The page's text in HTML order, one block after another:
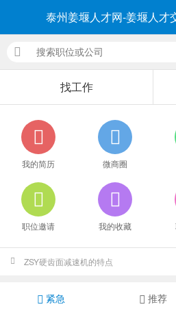
泰州姜堰人才网-姜堰人才
找工作
我的简历 微商圈
职位邀请 我的收藏
ZSY硬齿面减速机的特点
紧急 推荐